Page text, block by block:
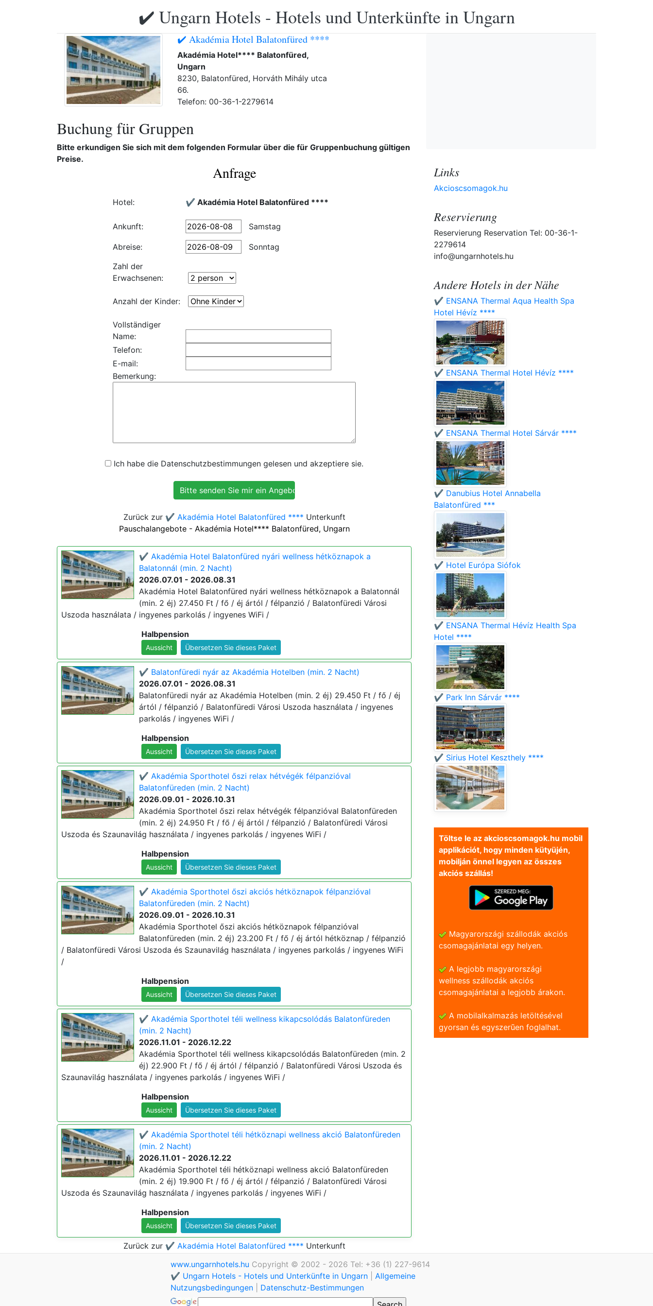
✔️ Ungarn Hotels - Hotels und Unterkünfte in Ungarn
✔️ Akadémia Hotel Balatonfüred ****
Akadémia Hotel**** Balatonfüred,
Ungarn
8230, Balatonfüred, Horváth Mihály utca
66.
Telefon: 00-36-1-2279614
Buchung für Gruppen
Bitte erkundigen Sie sich mit dem folgenden Formular über die für Gruppenbuchung gültigen
Preise.
Anfrage
Hotel: ✔️ Akadémia Hotel Balatonfüred ****
Ankunft: Samstag
Abreise:
Sonntag
Zahl der
Erwachsenen:
Anzahl der Kinder:
Vollständiger
Name:
Telefon:
E-mail:
Bemerkung:
Ich habe die Datenschutzbestimmungen gelesen und akzeptiere sie.
Zurück zur ✔️ Akadémia Hotel Balatonfüred **** Unterkunft
Pauschalangebote - Akadémia Hotel**** Balatonfüred, Ungarn
✔️ Akadémia Hotel Balatonfüred nyári wellness hétköznapok a
Balatonnál (min. 2 Nacht)
2026.07.01 - 2026.08.31
Akadémia Hotel Balatonfüred nyári wellness hétköznapok a Balatonnál
(min. 2 éj) 27.450 Ft / fő / éj ártól / félpanzió / Balatonfüredi Városi
Uszoda használata / ingyenes parkolás / ingyenes WiFi /
Halbpension
Aussicht Übersetzen Sie dieses Paket
✔️ Balatonfüredi nyár az Akadémia Hotelben (min. 2 Nacht)
2026.07.01 - 2026.08.31
Balatonfüredi nyár az Akadémia Hotelben (min. 2 éj) 29.450 Ft / fő / éj
ártól / félpanzió / Balatonfüredi Városi Uszoda használata / ingyenes
parkolás / ingyenes WiFi /
Halbpension
Aussicht Übersetzen Sie dieses Paket
✔️ Akadémia Sporthotel őszi relax hétvégék félpanzióval
Balatonfüreden (min. 2 Nacht)
2026.09.01 - 2026.10.31
Akadémia Sporthotel őszi relax hétvégék félpanzióval Balatonfüreden
(min. 2 éj) 24.950 Ft / fő / éj ártól / félpanzió / Balatonfüredi Városi
Uszoda és Szaunavilág használata / ingyenes parkolás / ingyenes WiFi /
Halbpension
Aussicht Übersetzen Sie dieses Paket
✔️ Akadémia Sporthotel őszi akciós hétköznapok félpanzióval
Balatonfüreden (min. 2 Nacht)
2026.09.01 - 2026.10.31
Akadémia Sporthotel őszi akciós hétköznapok félpanzióval
Balatonfüreden (min. 2 éj) 23.200 Ft / fő / éj ártól hétköznap / félpanzió
/ Balatonfüredi Városi Uszoda és Szaunavilág használata / ingyenes parkolás / ingyenes WiFi
/
Halbpension
Aussicht Übersetzen Sie dieses Paket
✔️ Akadémia Sporthotel téli wellness kikapcsolódás Balatonfüreden
(min. 2 Nacht)
2026.11.01 - 2026.12.22
Akadémia Sporthotel téli wellness kikapcsolódás Balatonfüreden (min. 2
éj) 22.900 Ft / fő / éj ártól / félpanzió / Balatonfüredi Városi Uszoda és
Szaunavilág használata / ingyenes parkolás / ingyenes WiFi /
Halbpension
Aussicht Übersetzen Sie dieses Paket
✔️ Akadémia Sporthotel téli hétköznapi wellness akció Balatonfüreden
(min. 2 Nacht)
2026.11.01 - 2026.12.22
Akadémia Sporthotel téli hétköznapi wellness akció Balatonfüreden
(min. 2 éj) 19.900 Ft / fő / éj ártól / félpanzió / Balatonfüredi Városi
Uszoda és Szaunavilág használata / ingyenes parkolás / ingyenes WiFi /
Halbpension
Aussicht Übersetzen Sie dieses Paket
Zurück zur ✔️ Akadémia Hotel Balatonfüred **** Unterkunft
Links
Akcioscsomagok.hu
Reservierung
Reservierung Reservation Tel: 00-36-1-
2279614
info@ungarnhotels.hu
Andere Hotels in der Nähe
✔️ ENSANA Thermal Aqua Health Spa
Hotel Hévíz ****
✔️ ENSANA Thermal Hotel Hévíz ****
✔️ ENSANA Thermal Hotel Sárvár ****
✔️ Danubius Hotel Annabella
Balatonfüred ***
✔️ Hotel Európa Siófok
✔️ ENSANA Thermal Hévíz Health Spa
Hotel ****
✔️ Park Inn Sárvár ****
✔️ Sirius Hotel Keszthely ****
Töltse le az akcioscsomagok.hu mobil
applikációt, hogy minden kütyüjén,
mobilján önnel legyen az összes
akciós szállás!
Magyarországi szállodák akciós
csomagajánlatai egy helyen.
A legjobb magyarországi
wellness szállodák akciós
csomagajánlatai a legjobb árakon.
A mobilalkalmazás letöltésével
gyorsan és egyszerũen foglalhat.
www.ungarnhotels.hu Copyright © 2002 - 2026 Tel: +36 (1) 227-9614
✔️ Ungarn Hotels - Hotels und Unterkünfte in Ungarn
Allgemeine
Nutzungsbedingungen
Datenschutz-Bestimmungen